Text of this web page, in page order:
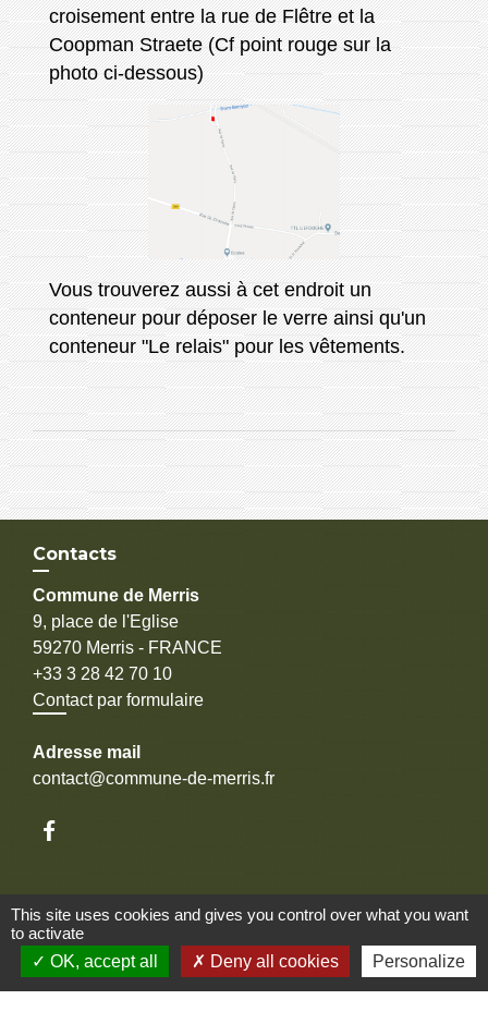
croisement entre la rue de Flêtre et la
Coopman Straete (Cf point rouge sur la
photo ci-dessous)
Vous trouverez aussi à cet endroit un
conteneur pour déposer le verre ainsi qu'un
conteneur "Le relais" pour les vêtements.
Contacts
Commune de Merris
9, place de l'Eglise
59270 Merris - FRANCE
+33 3 28 42 70 10
Contact par formulaire
Adresse mail
contact@commune-de-merris.fr
Liens
Communauté d'agglomération Coeur de Flandre
Territoire d'Energie Flandre
This site uses cookies and gives you control over what you want
to activate
OK, accept all
Deny all cookies Personalize